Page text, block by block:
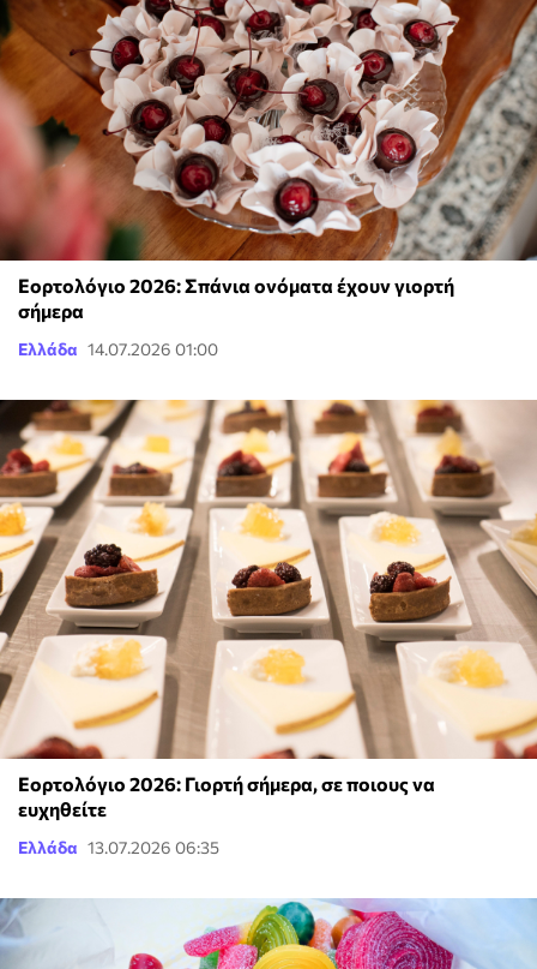
Εορτολόγιο 2026: Σπάνια ονόματα έχουν γιορτή
σήμερα
Ελλάδα 14.07.2026 01:00
Εορτολόγιο 2026: Γιορτή σήμερα, σε ποιους να
ευχηθείτε
Ελλάδα 13.07.2026 06:35